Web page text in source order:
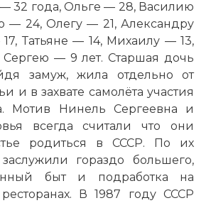
32 года, Ольге — 28, Василию
24, Олегу — 21, Александру
Татьяне — 14, Михаилу — 13,
— 9 лет. Старшая дочь
замуж, жила отдельно от
и в захвате самолёта участия
Мотив Нинель Сергеевна и
всегда считали что они
родиться в СССР. По их
гораздо большего,
быт и подработка на
В 1987 году СССР